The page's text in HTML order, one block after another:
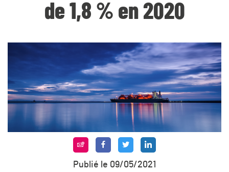
de 1,8 % en 2020
Publié le 09/05/2021